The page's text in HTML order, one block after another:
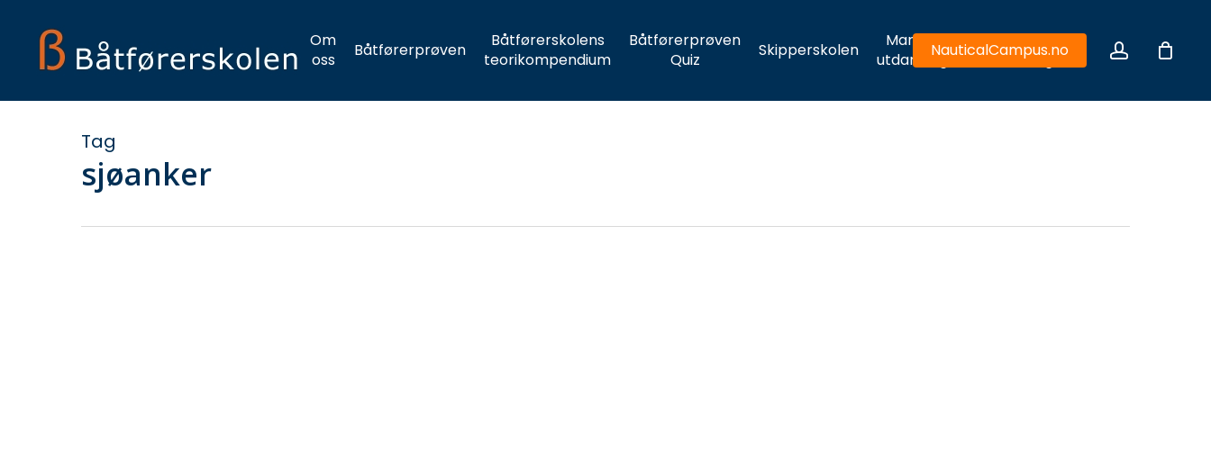
content
Om
oss
Båtførerprøven
Båtførerskolens
teorikompendium
Båtførerprøven
Quiz
Skipperskolen
Maritim
utdanning
Hydrodynamiske
utfordringer
NauticalCampus.no account
Tag
sjøanker